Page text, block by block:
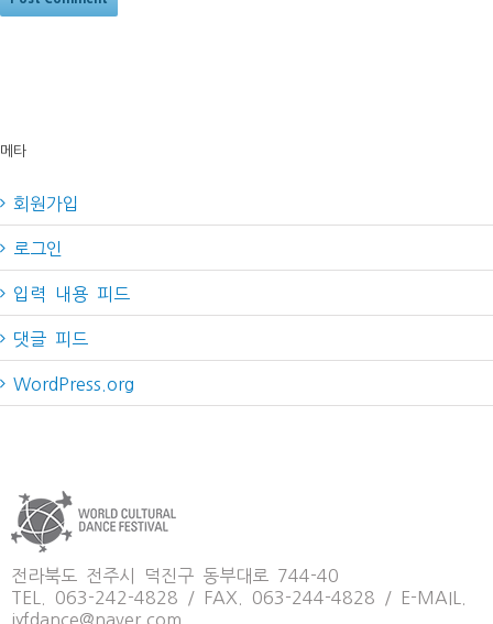
메타
회원가입
로그인
입력 내용 피드
댓글 피드
WordPress.org
전라북도 전주시 덕진구 동부대로 744-40
TEL. 063-242-4828 / FAX. 063-244-4828 / E-MAIL.
iyfdance@naver.com